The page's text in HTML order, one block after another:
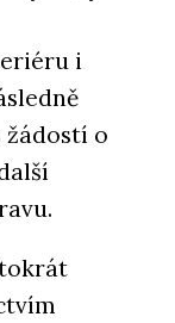
i
žádostí o